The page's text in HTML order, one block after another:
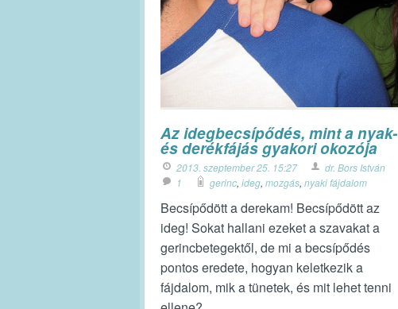
Az idegbecsípődés, mint a nyak-
és derékfájás gyakori okozója
2013. szeptember 25. 15:27
dr. Bors István
1
gerinc, ideg, mozgás, nyaki fájdalom
Becsípődött a derekam! Becsípődött az
ideg! Sokat hallani ezeket a szavakat a
gerincbetegektől, de mi a becsípődés
pontos eredete, hogyan keletkezik a
fájdalom, mik a tünetek, és mit lehet tenni